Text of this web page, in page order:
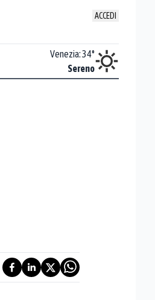
ACCEDI
Venezia:34°
Sereno